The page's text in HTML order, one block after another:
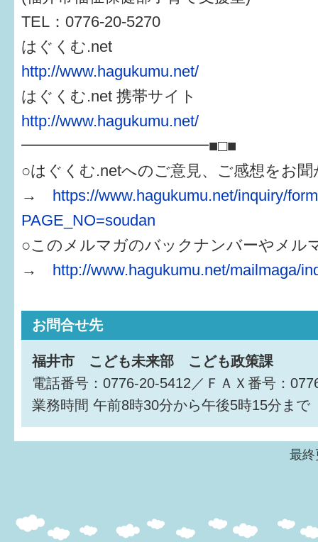
TEL：0776-20-5270
はぐくむ.net
http://www.hagukumu.net/
はぐくむ.net 携帯サイト
http://www.hagukumu.net/
━━━━━━━━━━━━■□■
○はぐくむ.netへのご意見、ご感想をお
→ https://www.hagukumu.net/inquiry/
PAGE_NO=soudan
○このメルマガのバックナンバーやメル
→ http://www.hagukumu.net/mailmaga/
お問合せ先
福井市 こども未来部 こども政策課
電話番号：0776-20-5412／ＦＡＸ番号：
業務時間 午前8時30分から午後5時15分まで
最終